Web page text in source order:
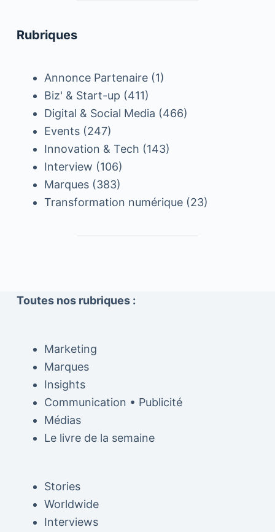
Rubriques
Annonce Partenaire(1)
Biz' & Start-up (411)
Digital & Social Media (466)
Events(247)
Innovation & Tech (143)
Interview (106)
Marques(383)
Transformation numérique(23)
Toutes nos rubriques :
Marketing
Marques
Insights
Communication • Publicité
Médias
Le livre de la semaine
Stories
Worldwide
Interviews